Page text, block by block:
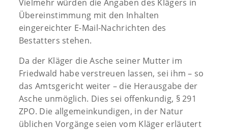
Vielmehr würden die Angaben des Klägers in
Übereinstimmung mit den Inhalten
eingereichter E-Mail-Nachrichten des
Bestatters stehen.
Da der Kläger die Asche seiner Mutter im
Friedwald habe verstreuen lassen, sei ihm – so
das Amtsgericht weiter – die Herausgabe der
Asche unmöglich. Dies sei offenkundig, § 291
ZPO. Die allgemeinkundigen, in der Natur
üblichen Vorgänge seien vom Kläger erläutert